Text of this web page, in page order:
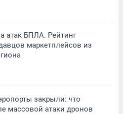
атак БПЛА. Рейтинг
маркетплейсов из
закрыли: что
массовой атаки дронов